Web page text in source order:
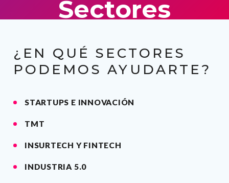
Sectores
¿EN QUÉ SECTORES
PODEMOS AYUDARTE?
STARTUPS E INNOVACIÓN
TMT
INSURTECH Y FINTECH
INDUSTRIA 5.0